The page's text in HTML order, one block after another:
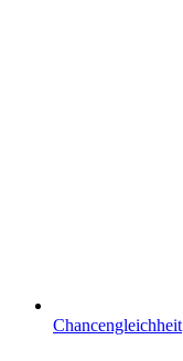
Chancengleichheit